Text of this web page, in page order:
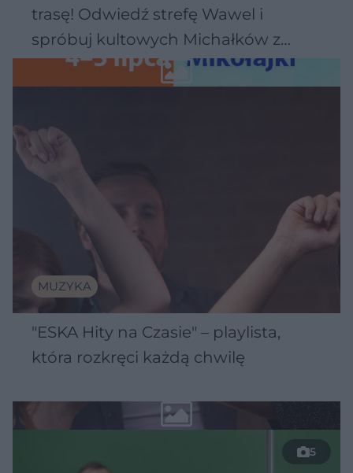
trasę! Odwiedź strefę Wawel i
spróbuj kultowych Michałków z
Wawelu
MUZYKA
"ESKA Hity na Czasie" – playlista,
która rozkręci każdą chwilę
5